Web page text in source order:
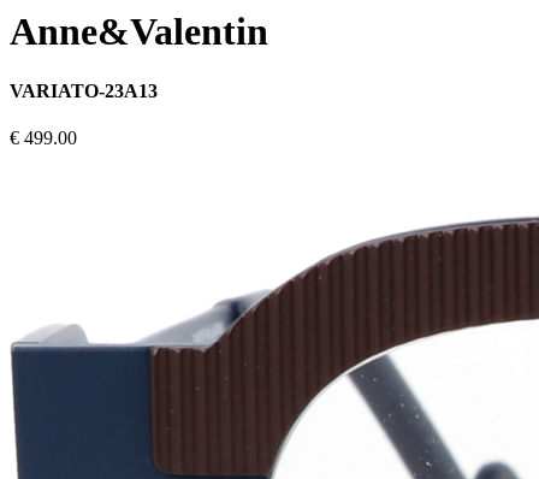
Anne&Valentin
VARIATO-23A13
€ 499.00